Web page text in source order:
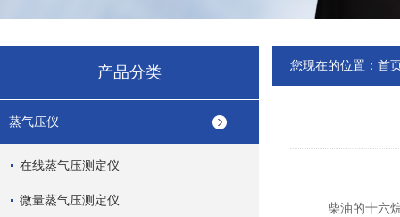
产品分类
蒸气压仪
在线蒸气压测定仪
微量蒸气压测定仪
您现在的位置： 首
柴油的十六烷